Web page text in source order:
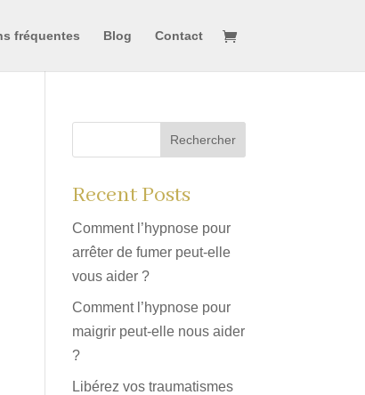
fréquentes Blog Contact
Rechercher
Recent Posts
Comment l’hypnose pour
arrêter de fumer peut-elle
vous aider ?
Comment l’hypnose pour
maigrir peut-elle nous aider
?
Libérez vos traumatismes